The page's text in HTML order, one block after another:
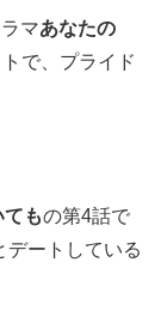
マあなたの
で、プライド
もの第4話で
デートしている